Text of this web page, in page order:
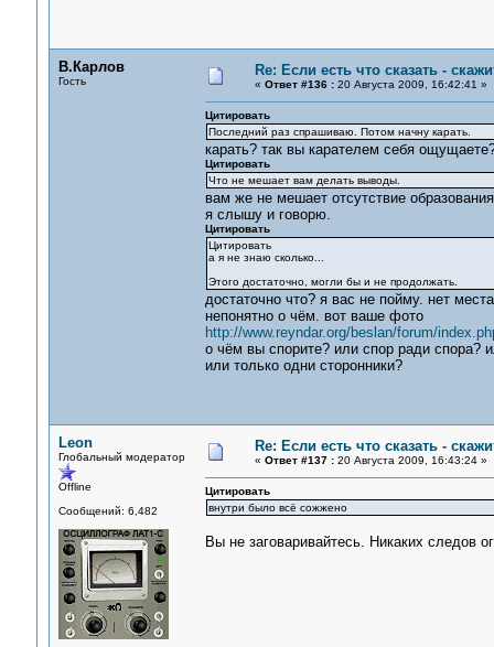
В.Карлов
Гость
Re: Если есть что сказать -
« Ответ #136 :20 Августа 2009, 16:42:41 »
Цитировать
Последний раз спрашиваю. Потом начну карать.
карать? так вы карателем себя
Цитировать
Что не мешает вам делать выводы.
вам же не мешает отсутствие
я слышу и говорю.
Цитировать
Цитировать
а я не знаю сколько...
Этого достаточно, могли бы и не продолжать.
достаточно что? я вас не пойму. нет
непонятно о чём. вот ваше фото
http://www.reyndar.org/beslan/forum/
о чём вы спорите? или спор ради спора?
или только одни сторонники?
Leon
Глобальный модератор
Offline
Сообщений: 6,482
Re: Если есть что сказать -
« Ответ #137 :20 Августа 2009, 16:43:24 »
Цитировать
внутри было всё сожжено
Вы не заговаривайтесь. Никаких следов